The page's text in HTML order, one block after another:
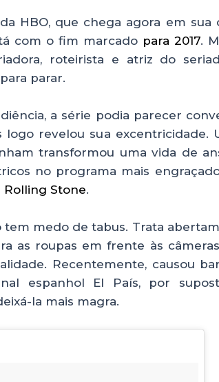
HBO, que chega agora em sua
com o fim marcado para 2017.
roteirista e atriz do
parar.
a série podia parecer
logo revelou sua excentricidade.
transformou uma vida de
no programa mais
Rolling Stone.
tem medo de tabus. Trata
as roupas em frente às
Recentemente, causou
espanhol El País, por
la mais magra.